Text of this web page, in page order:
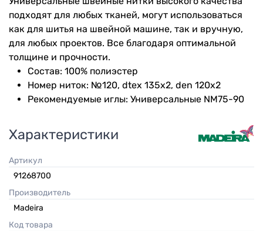
подходят для любых тканей, могут использоваться
как для шитья на швейной машине, так и вручную,
для любых проектов. Все благодаря оптимальной
толщине и прочности.
Состав: 100% полиэстер
Номер ниток: №120, dtex 135x2, den 120x2
Рекомендуемые иглы: Универсальные NM75-90
Характеристики
Артикул
91268700
Производитель
Madeira
Код товара